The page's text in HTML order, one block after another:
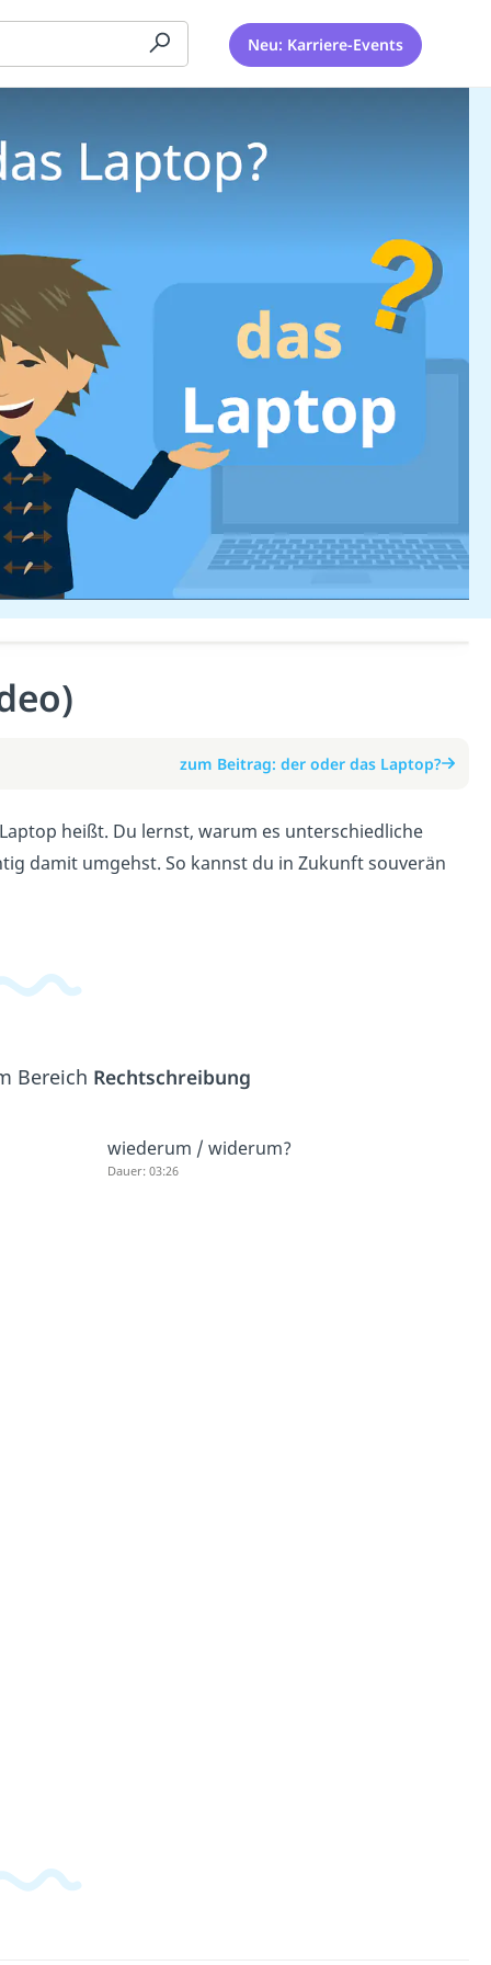
Neu: Karriere-Events
zum Beitrag: der oder das Laptop?
heißt. Du lernst, warum es unterschiedliche
damit umgehst. So kannst du in Zukunft souverän
Bereich Rechtschreibung
wiederum / widerum?
Dauer: 03:26